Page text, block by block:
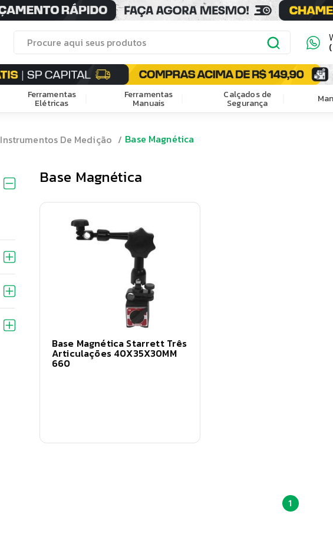
Ferramentas
Elétricas
Ferramentas
Manuais
Calçados de
Segurança
Instrumentos De Medição Base Magnética
Base Magnética
Base Magnética Starrett Três
Articulações 40X35X30MM
660
1